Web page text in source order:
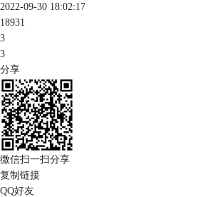
2022-09-30 18:02:17
18931
3
3
分享
微信扫一扫分享
复制链接
QQ好友